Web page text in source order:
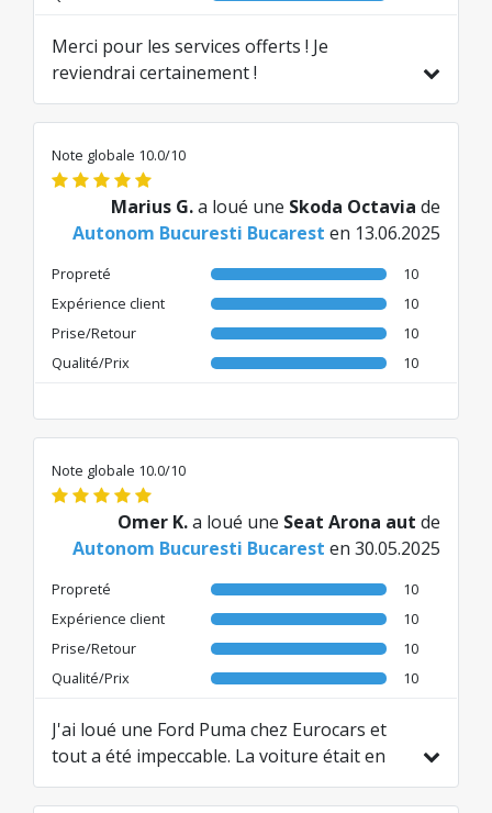
Merci pour les services offerts ! Je
reviendrai certainement !
Note globale 10.0/10
Marius G.a loué une Skoda Octavia de
Autonom Bucuresti Bucarest en 13.06.2025
Propreté
10
Expérience client
10
Prise/Retour
10
Qualité/Prix
10
Note globale 10.0/10
Omer K.a loué une Seat Arona aut de
Autonom Bucuresti Bucarest en 30.05.2025
Propreté
10
Expérience client
10
Prise/Retour
10
Qualité/Prix
10
J'ai loué une Ford Puma chez Eurocars et
tout a été impeccable. La voiture était en
excellent état, sans frais ni commissions
cachées. Le personnel était sympathique et